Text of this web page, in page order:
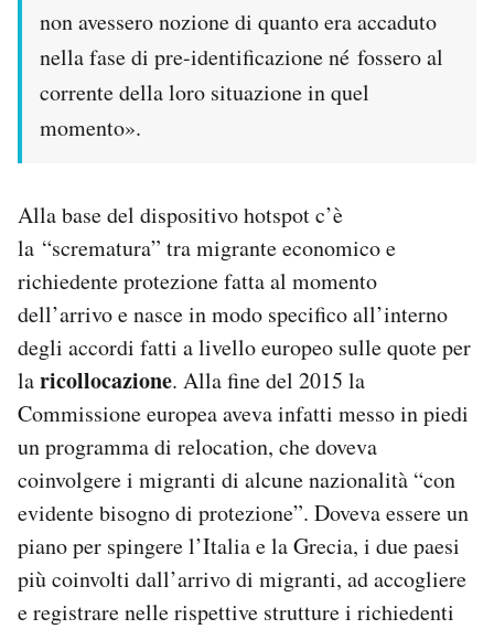
non avessero nozione di quanto era accaduto
nella fase di pre-identificazione né fossero al
corrente della loro situazione in quel
momento».
Alla base del dispositivo hotspot c’è
la “scrematura” tra migrante economico e
richiedente protezione fatta al momento
dell’arrivo e nasce in modo specifico all’interno
degli accordi fatti a livello europeo sulle quote per
laricollocazione. Alla fine del 2015 la
Commissione europea aveva infatti messo in piedi
un programma di relocation, che doveva
coinvolgere i migranti di alcune nazionalità “con
evidente bisogno di protezione”. Doveva essere un
piano per spingere l’Italia e la Grecia, i due paesi
più coinvolti dall’arrivo di migranti, ad accogliere
e registrare nelle rispettive strutture i richiedenti